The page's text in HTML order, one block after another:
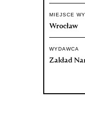
MIEJSCE
Wrocław
WYDAWCA
Zakład